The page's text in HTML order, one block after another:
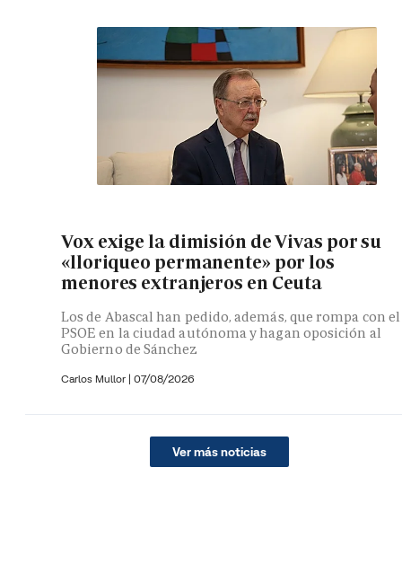
Vox exige la dimisión de Vivas por su
«lloriqueo permanente» por los
menores extranjeros en Ceuta
Los de Abascal han pedido, además, que rompa con el
PSOE en la ciudad autónoma y hagan oposición al
Gobierno de Sánchez
Carlos Mullor | 07/08/2026
Ver más noticias